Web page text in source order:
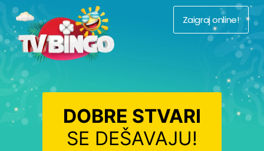
Zaigraj online!
DOBRE STVARI
SE DEŠAVAJU!